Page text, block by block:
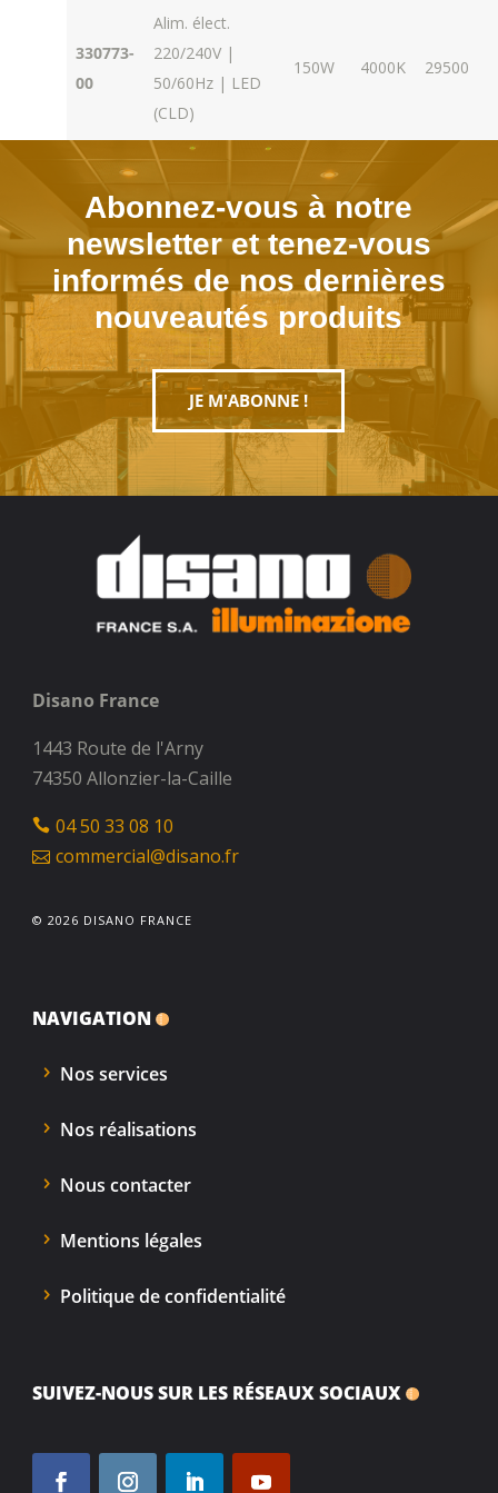
330773-
00
Alim. élect.
220/240V |
50/60Hz | LED
(CLD)
150W 4000K 29500
Abonnez-vous à notre
newsletter et tenez-vous
informés de nos dernières
nouveautés produits
JE M'ABONNE !
Disano France
1443 Route de l'Arny
74350 Allonzier-la-Caille
04 50 33 08 10
commercial@disano.fr
© 2026 DISANO FRANCE
NAVIGATION
Nos services
Nos réalisations
Nous contacter
Mentions légales
Politique de confidentialité
SUIVEZ-NOUS SUR LES RÉSEAUX SOCIAUX